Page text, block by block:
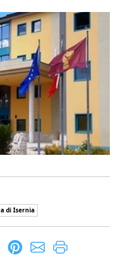
di Isernia